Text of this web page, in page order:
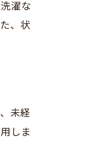
濯な
、状
未経
しま